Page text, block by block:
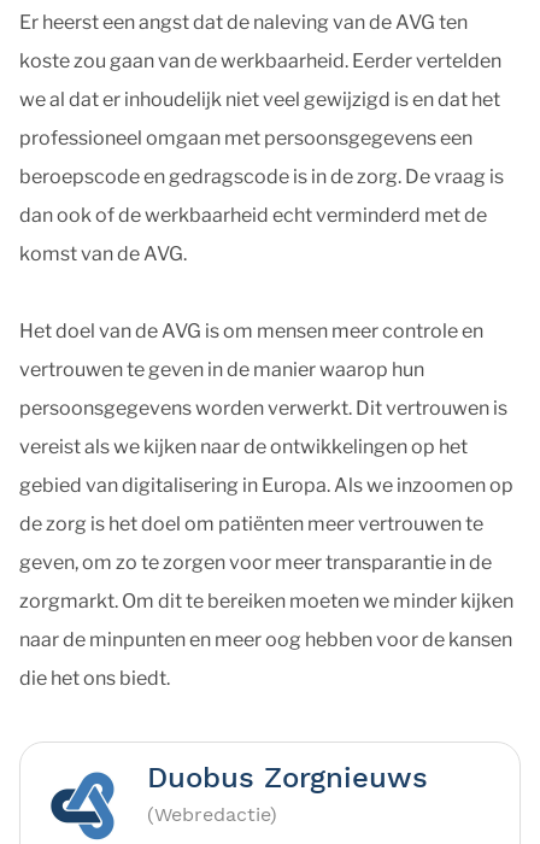
Er heerst een angst dat de naleving van de AVG ten
koste zou gaan van de werkbaarheid. Eerder vertelden
we al dat er inhoudelijk niet veel gewijzigd is en dat het
professioneel omgaan met persoonsgegevens een
beroepscode en gedragscode is in de zorg. De vraag is
dan ook of de werkbaarheid echt verminderd met de
komst van de AVG.
Het doel van de AVG is om mensen meer controle en
vertrouwen te geven in de manier waarop hun
persoonsgegevens worden verwerkt. Dit vertrouwen is
vereist als we kijken naar de ontwikkelingen op het
gebied van digitalisering in Europa. Als we inzoomen op
de zorg is het doel om patiënten meer vertrouwen te
geven, om zo te zorgen voor meer transparantie in de
zorgmarkt. Om dit te bereiken moeten we minder kijken
naar de minpunten en meer oog hebben voor de kansen
die het ons biedt.
Duobus Zorgnieuws
(Webredactie)